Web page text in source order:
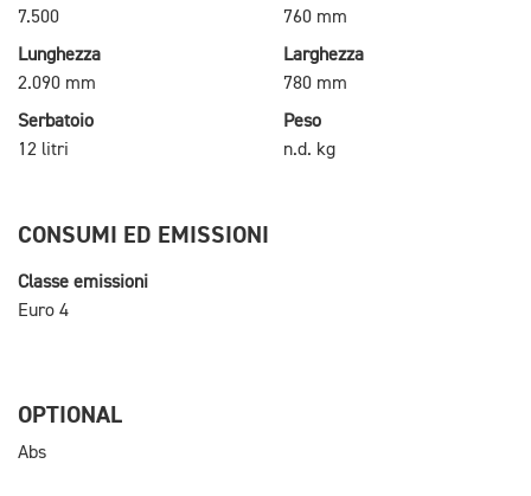
7.500
760 mm
Lunghezza
2.090 mm
Larghezza
780 mm
Serbatoio
12 litri
Peso
n.d. kg
CONSUMI ED EMISSIONI
Classe emissioni
Euro 4
OPTIONAL
Abs